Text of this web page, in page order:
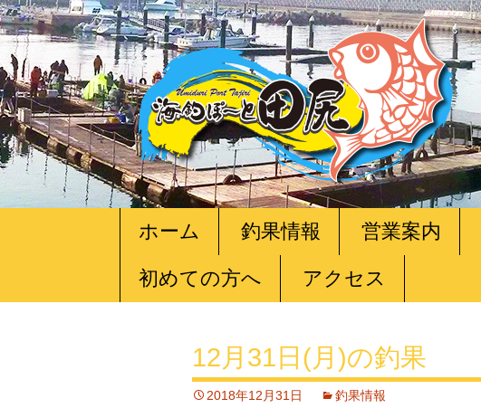
ツ
ホーム 釣果情報 営業案内
初めての方へ アクセス
12月31日(月)の釣果
2018年12月31日 釣果情報